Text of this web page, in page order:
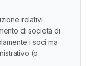
relativi
di società di
i soci ma
(o